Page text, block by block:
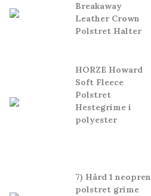
Breakaway
Leather Crown
Polstret Halter
HORZE Howard
Soft Fleece
Polstret
Hestegrime i
polyester
7) Hård 1 neopren
polstret grime